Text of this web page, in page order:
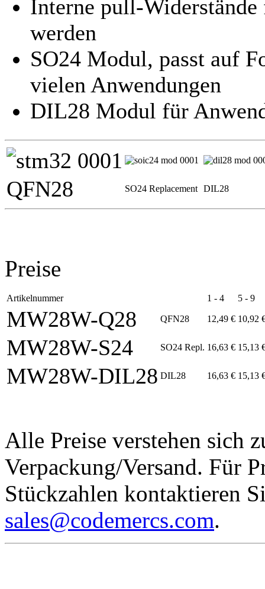
Interne pull-Widerstände
werden
SO24 Modul, passt auf
vielen Anwendungen
DIL28 Modul für
QFN28 SO24 Replacement DIL28
Preise
Artikelnummer 1 - 4 5 - 9
MW28W-Q28 QFN28 12,49 € 10,92
MW28W-S24 SO24 Repl. 16,63 € 15,13
MW28W-DIL28 DIL28 16,63 € 15,13
Alle Preise verstehen sich
Verpackung/Versand. Für
Stückzahlen kontaktieren
sales@codemercs.com.